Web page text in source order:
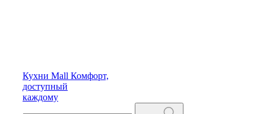
Кухни Mall Комфорт,
доступный
каждому